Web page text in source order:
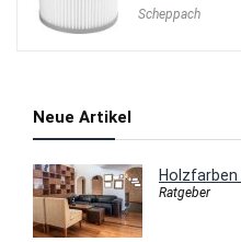
Scheppach
Neue Artikel
Ratgeber